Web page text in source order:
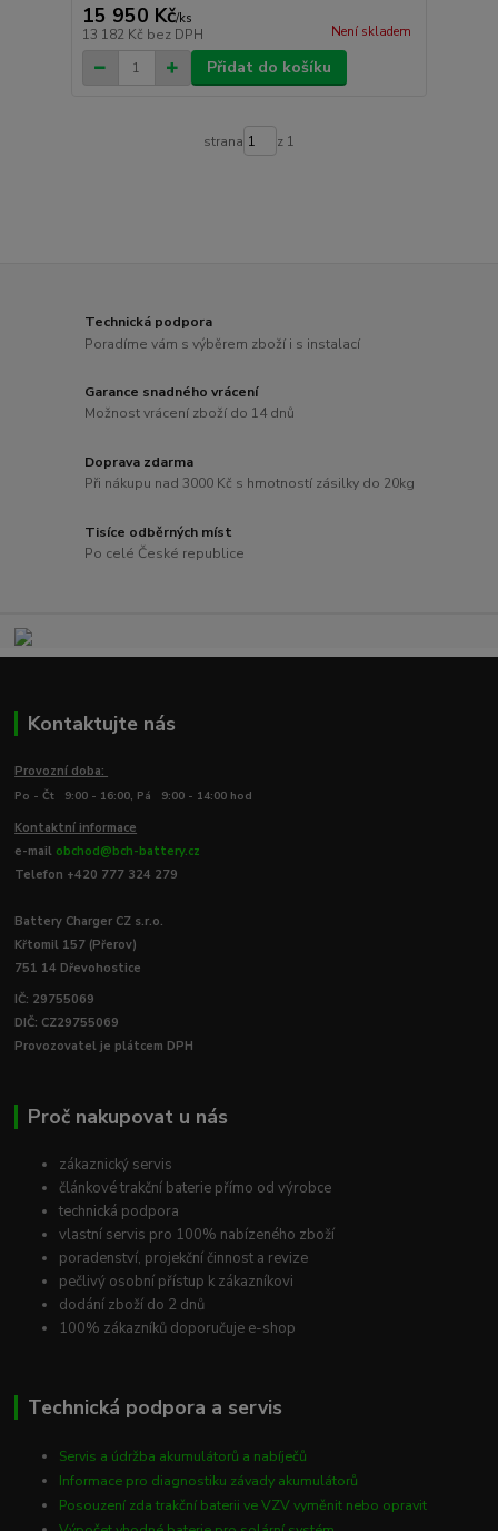
15 950 Kč/ks
13 182 Kč bez DPH Není skladem
Přidat do košíku
strana z 1
Technická podpora
Poradíme vám s výběrem zboží i s instalací
Garance snadného vrácení
Možnost vrácení zboží do 14 dnů
Doprava zdarma
Při nákupu nad 3000 Kč s hmotností zásilky do 20kg
Tisíce odběrných míst
Po celé České republice
Kontaktujte nás
Provozní doba:
Po - Čt 9:00 - 16:00, Pá 9:00 - 14:00 hod
Kontaktní informace
e-mail obchod@bch-battery.cz
Telefon +420 777 324 279
Battery Charger CZ s.r.o.
Křtomil 157 (Přerov)
751 14 Dřevohostice
IČ: 29755069
DIČ: CZ29755069
Provozovatel je plátcem DPH
Proč nakupovat u nás
zákaznický servis
článkové trakční baterie přímo od výrobce
technická podpora
vlastní servis pro 100% nabízeného zboží
poradenství, projekční činnost a revize
pečlivý osobní přístup k zákazníkovi
dodání zboží do 2 dnů
100% zákazníků doporučuje e-shop
Technická podpora a servis
Servis a údržba akumulátorů a nabíječů
Informace pro diagnostiku závady akumulátorů
Posouzení zda trakční baterii ve VZV vyměnit nebo opravit